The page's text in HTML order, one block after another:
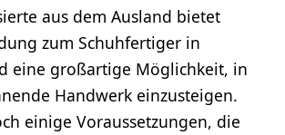
aus dem Ausland bietet
zum Schuhfertiger in
eine großartige Möglichkeit, in
Handwerk einzusteigen.
einige Voraussetzungen, die